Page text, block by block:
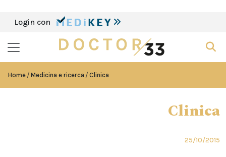
Login con
Home Medicina e ricerca Clinica
Clinica
25/10/2015